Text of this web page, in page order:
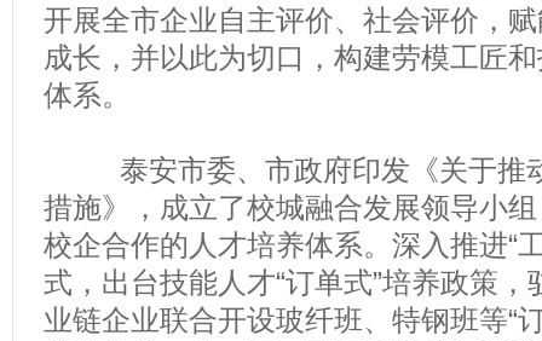
开展全市企业自主评价、社会评价，
成长，并以此为切口，构建劳模工匠
体系。
泰安市委、市政府印发《关于推
措施》，成立了校城融合发展领导小
校企合作的人才培养体系。深入推进“
式，出台技能人才“订单式”培养政策
业链企业联合开设玻纤班、特钢班等“